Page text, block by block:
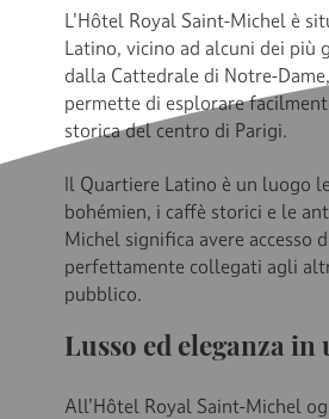
L'Hôtel Royal Saint-Michel è
Latino, vicino ad alcuni dei più
dalla Cattedrale di Notre-
permette di esplorare
storica del centro di Parigi.
Il Quartiere Latino è un luogo
bohémien, i caffè storici e le
Michel significa avere accesso
perfettamente collegati agli
pubblico.
Lusso ed eleganza in
All'Hôtel Royal Saint-Michel